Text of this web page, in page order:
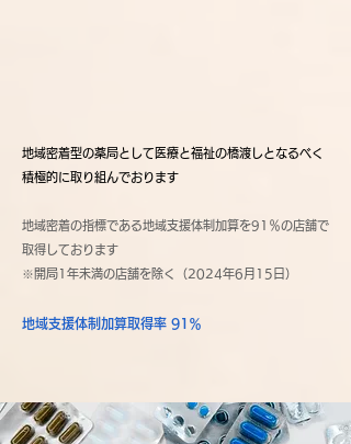
地域密着型の薬局として医療と福祉の橋渡しとなるべく
積極的に取り組んでおります
地域密着の指標である地域支援体制加算を91％の店舗で
取得しております
※開局1年未満の店舗を除く（2024年6月15日）
地域支援体制加算取得率 91％